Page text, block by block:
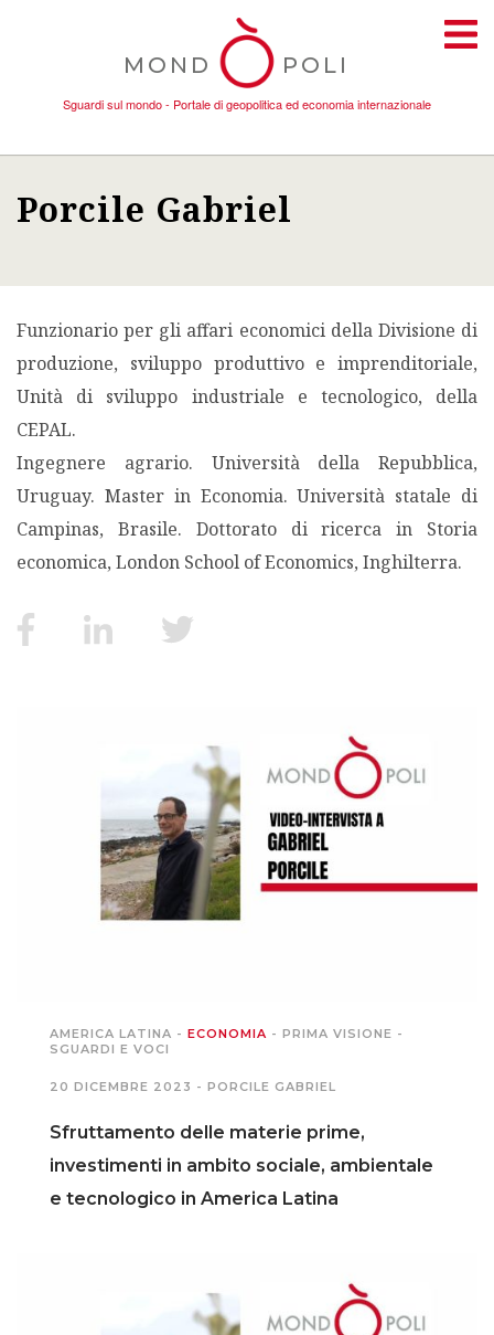
MOND POLI
Sguardi sul mondo - Portale di geopolitica ed economia internazionale
TEMI
CONFLITTI
DONNE
ECONOMIA
MIGRAZIONI
SGUARDI E VOCI
MONDO IN CIFRE
PODCAST EVENTI
Porcile Gabriel
Funzionario per gli affari economici della Divisione di
produzione, sviluppo produttivo e imprenditoriale,
Unità di sviluppo industriale e tecnologico, della
CEPAL.
Ingegnere agrario. Università della Repubblica,
Uruguay. Master in Economia. Università statale di
Campinas, Brasile. Dottorato di ricerca in Storia
economica, London School of Economics, Inghilterra.
AMERICA LATINA - ECONOMIA - PRIMA VISIONE -
SGUARDI E VOCI
20 DICEMBRE 2023 - PORCILE GABRIEL
Sfruttamento delle materie prime,
investimenti in ambito sociale, ambientale
e tecnologico in America Latina